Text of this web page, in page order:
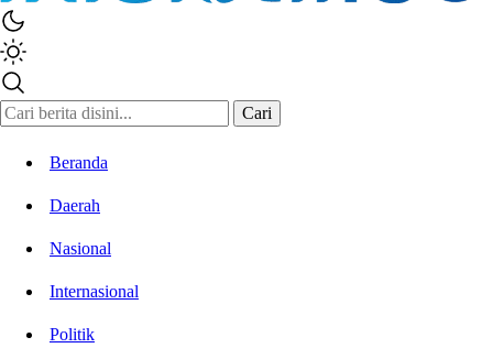
Cari
Beranda
Daerah
Nasional
Internasional
Politik